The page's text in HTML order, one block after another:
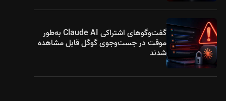
گفت‌وگوهای اشتراکی Claude AI به‌طور
موقت در جست‌وجوی گوگل قابل مشاهده
شدند